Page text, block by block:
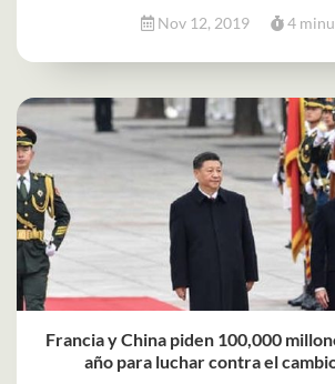
Nov 12, 2019 4
Francia y China piden 100,000
año para luchar contra el